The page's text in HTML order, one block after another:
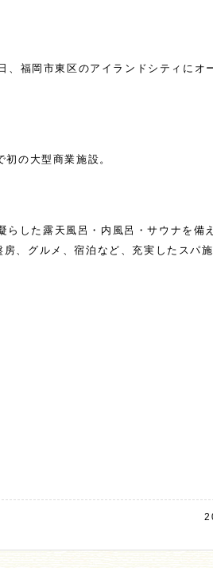
福岡市東区のアイランドシティにオ
の大型商業施設。
した露天風呂・内風呂・サウナを備
、グルメ、宿泊など、充実したスパ